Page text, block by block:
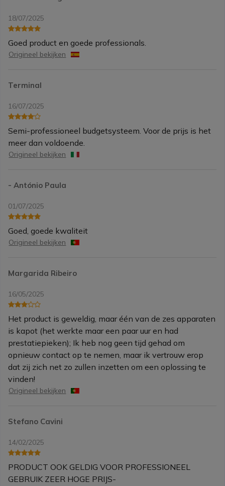
18/07/2025
Goed product en goede professionals.
Origineel bekijken
Terminal
16/07/2025
Semi-professioneel budgetsysteem. Voor de prijs is het
meer dan voldoende.
Origineel bekijken
- António Paula
01/07/2025
Goed, goede kwaliteit
Origineel bekijken
Margarida Ribeiro
16/05/2025
Het product is geweldig, maar één van de zes apparaten
is kapot (het werkte maar een paar uur en had
prestatiepieken); Ik heb nog geen tijd gehad om
opnieuw contact op te nemen, maar ik vertrouw erop
dat zij zich net zo zullen inzetten om een oplossing te
vinden!
Origineel bekijken
Stefano Cavini
14/02/2025
PRODUCT OOK GELDIG VOOR PROFESSIONEEL
GEBRUIK ZEER HOGE PRIJS-